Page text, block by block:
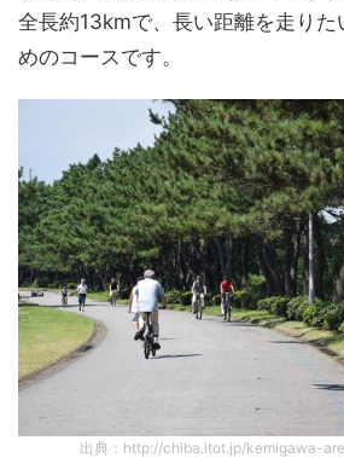
全長約13kmで、長い距離を走りた
めのコースです。
出典：http://chiba.itot.jp/kemigawa-